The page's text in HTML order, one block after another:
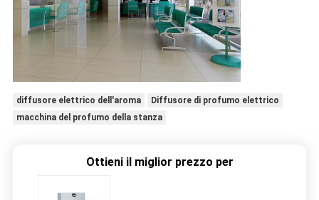
diffusore elettrico dell'aroma
Diffusore di profumo elettrico
macchina del profumo della stanza
Ottieni il miglior prezzo per